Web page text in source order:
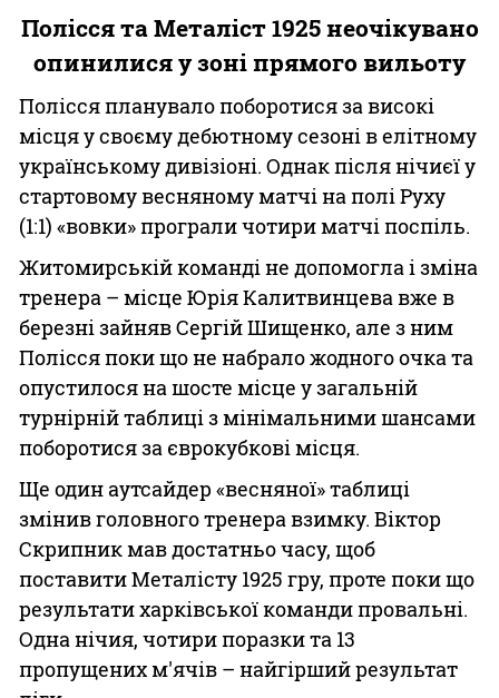
Полісся та Металіст 1925 неочікувано
опинилися у зоні прямого вильоту
Полісся планувало поборотися за високі
місця у своєму дебютному сезоні в елітному
українському дивізіоні. Однак після нічиєї у
стартовому весняному матчі на полі Руху
(1:1) «вовки» програли чотири матчі поспіль.
Житомирській команді не допомогла і зміна
тренера – місце Юрія Калитвинцева вже в
березні зайняв Сергій Шищенко, але з ним
Полісся поки що не набрало жодного очка та
опустилося на шосте місце у загальній
турнірній таблиці з мінімальними шансами
поборотися за єврокубкові місця.
Ще один аутсайдер «весняної» таблиці
змінив головного тренера взимку. Віктор
Скрипник мав достатньо часу, щоб
поставити Металісту 1925 гру, проте поки що
результати харківської команди провальні.
Одна нічия, чотири поразки та 13
пропущених м'ячів – найгірший результат